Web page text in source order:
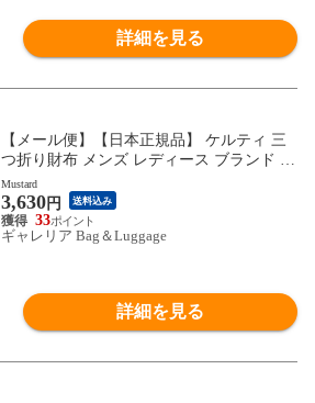
詳細を見る
【メール便】【日本正規品】 ケルティ 三
つ折り財布 メンズ レディース ブランド K
ELTY コンパクト ミニ ミニ財布 財布 ウォ
レット 薄型 丈夫 アウトドア おしゃれ シ
ンプル ロゴ MULTI WALLET 2 3259236025
Mustard
3,630円 送料込み
33
ギャレリア Bag＆Luggage
詳細を見る